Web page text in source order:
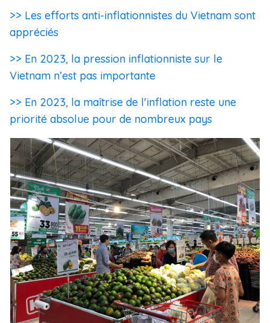
>> Les efforts anti-inflationnistes du Vietnam sont
appréciés
>> En 2023, la pression inflationniste sur le
Vietnam n’est pas importante
>> En 2023, la maîtrise de l'inflation reste une
priorité absolue pour de nombreux pays